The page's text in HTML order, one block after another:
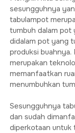
sesungguhnya
tabulampot
tumbuh dalam pot
didalam pot yang
produksi buahnya.
merupakan
memanfaatkan
menumbuhkan
Sesungguhnya
dan sudah
diperkotaan untuk